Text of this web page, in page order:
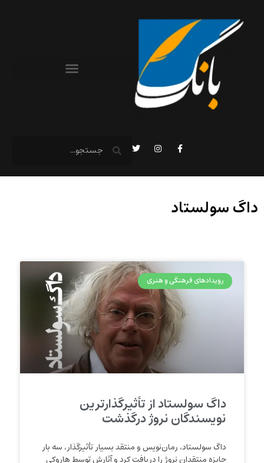
داگ سولستاد
رویدادهای فرهنگی و هنری
داگ سولستاد از تأثیرگذارترین
نویسندگان نروژ درگذشت
داگ سولستاد، رمان‌نویس و منتقد بسیار تأثیرگذار، سه بار
جایزه منتقدان نروژ را دریافت کرد و آثارش توسط هاروکی